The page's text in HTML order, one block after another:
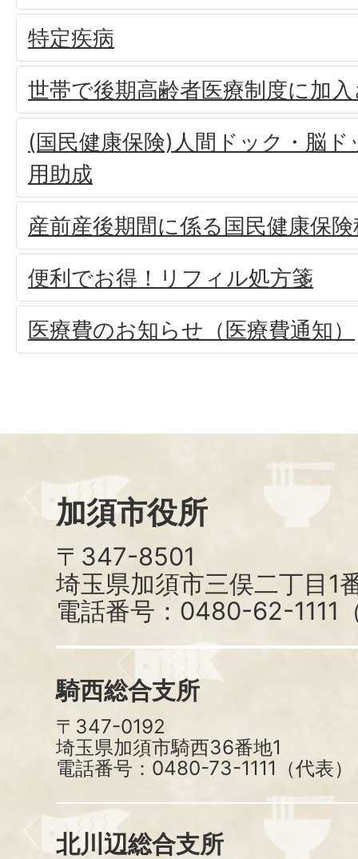
特定疾病
世帯で後期高齢者医療制度に加
(国民健康保険)人間ドック・脳
用助成
産前産後期間に係る国民健康保
便利でお得！リフィル処方箋
医療費のお知らせ（医療費通知）
加須市役所
〒347-8501
埼玉県加須市三俣二丁目1
電話番号：0480-62-1111
騎西総合支所
〒347-0192
埼玉県加須市騎西36番地1
電話番号：0480-73-1111（代表）
北川辺総合支所